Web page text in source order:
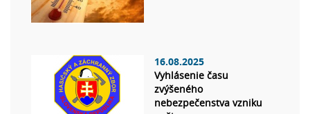
16.08.2025
Vyhlásenie času
zvýšeného
nebezpečenstva vzniku